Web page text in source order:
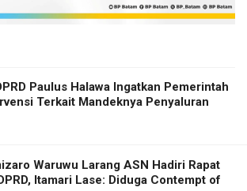
Paulus Halawa Ingatkan Pemerintah
Terkait Mandeknya Penyaluran
Waruwu Larang ASN Hadiri Rapat
Itamari Lase: Diduga Contempt of